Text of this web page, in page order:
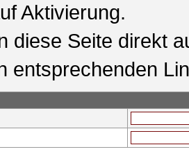
Aktivierung.
diese Seite direkt
entsprechenden